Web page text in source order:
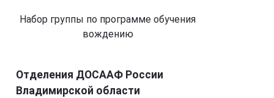
Набор группы по программе обучения
вождению
Отделения ДОСААФ России
Владимирской области